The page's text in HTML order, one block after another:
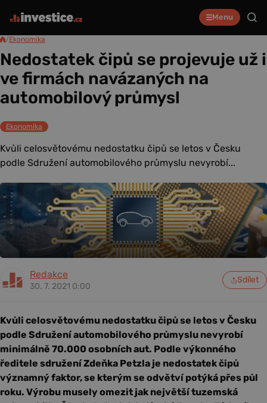
Menu
/Ekonomika
Nedostatek čipů se projevuje už i
ve firmách navázaných na
automobilový průmysl
Ekonomika
Kvůli celosvětovému nedostatku čipů se letos v Česku
podle Sdružení automobilového průmyslu nevyrobí...
Redakce
30. 7. 2021 0:00
Sdílet
Kvůli celosvětovému nedostatku čipů se letos v Česku
podle Sdružení automobilového průmyslu nevyrobí
minimálně 70.000 osobních aut. Podle výkonného
ředitele sdružení Zdeňka Petzla je nedostatek čipů
významný faktor, se kterým se odvětví potýká přes půl
roku. Výrobu musely omezit jak největší tuzemská